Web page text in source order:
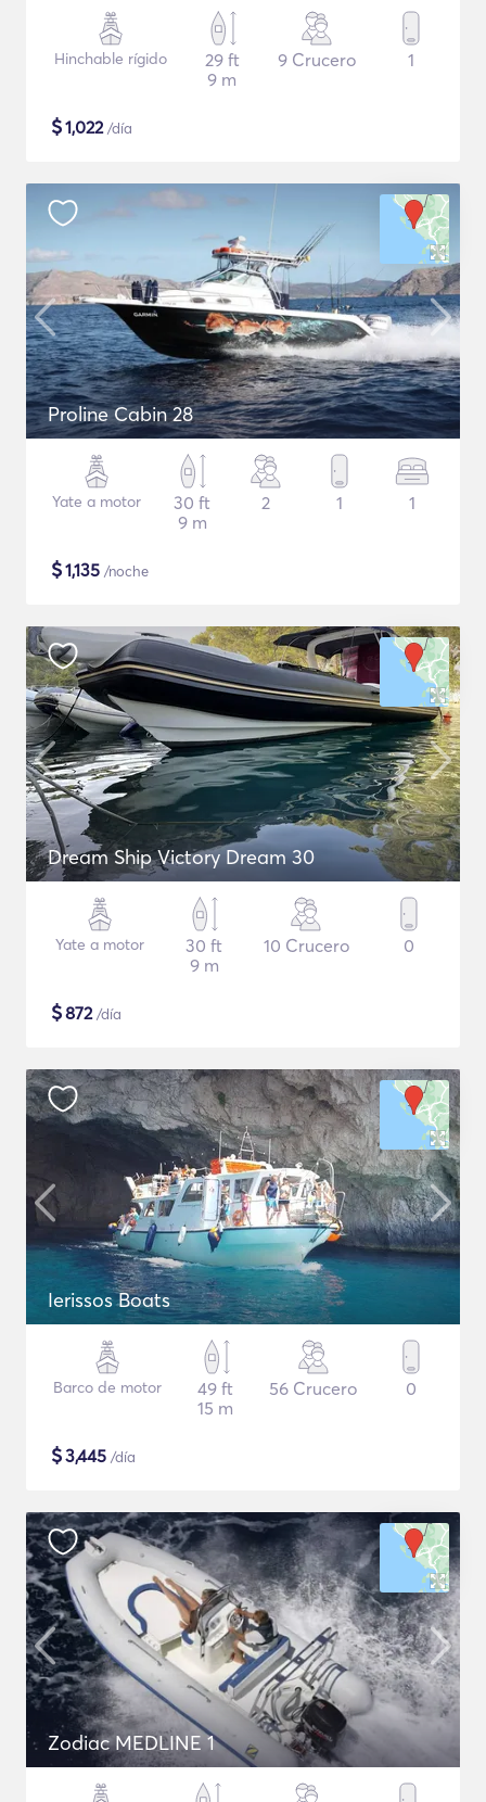
Hinchable rígido
29 ft
9 m
9 Crucero 1
$1,022/día
Proline Cabin 28
Yate a motor
30 ft
9 m
2 1 1
$1,135 /noche
Dream Ship Victory Dream 30
Yate a motor
30 ft
9 m
10 Crucero 0
$872/día
Ierissos Boats
Barco de motor
49 ft
15 m
56 Crucero 0
$3,445 /día
Zodiac MEDLINE 1